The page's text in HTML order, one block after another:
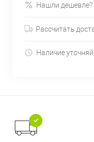
Нашли дешевле?
Рассчитать
Наличие